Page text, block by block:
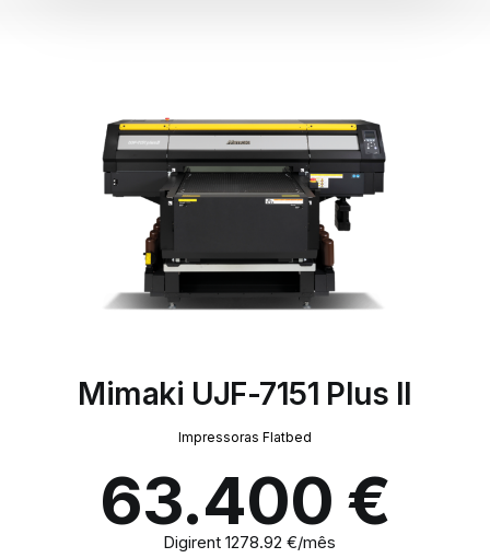
Mimaki UJF-7151 Plus II
Impressoras Flatbed
63.400 €
Digirent 1278.92 €/mês